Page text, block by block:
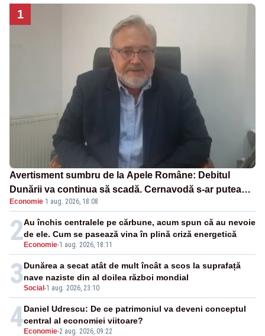
1
Avertisment sumbru de la Apele Române: Debitul
Dunării va continua să scadă. Cernavodă s-ar putea
închide în 4 zile
Economie·1 aug. 2026, 18:08
2Economie-1 aug. 2026, 18:11
Au închis centralele pe cărbune, acum spun că au nevoie
de ele. Cum se pasează vina în plină criză energetică
3Social-1 aug. 2026, 23:10
Dunărea a secat atât de mult încât a scos la suprafață
nave naziste din al doilea război mondial
4Economie-2 aug. 2026, 09:22
Daniel Udrescu: De ce patrimoniul va deveni conceptul
central al economiei viitoare?